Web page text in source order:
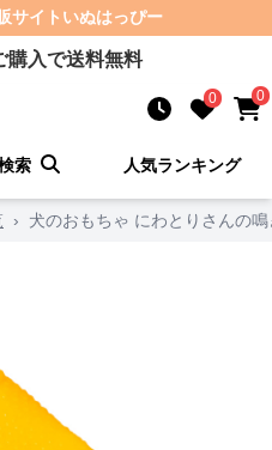
サイト いぬはっぴー
購入で送料無料
0 0
索 人気ランキング
› 犬のおもちゃ にわとりさんの